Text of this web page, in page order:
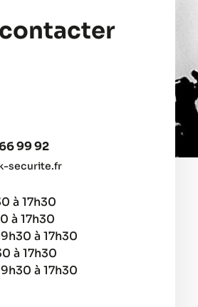
99 92
securite.fr
à 17h30
à 17h30
à 17h30
à 17h30
à 17h30